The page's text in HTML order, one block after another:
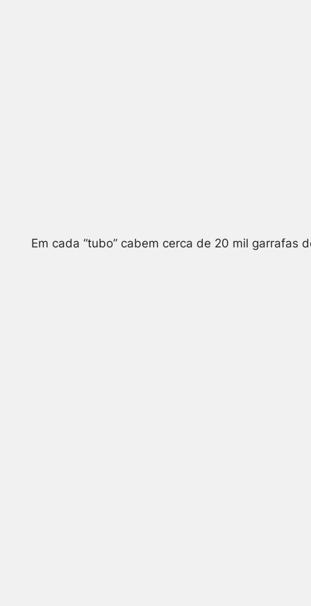
Em cada “tubo” cabem cerca de 20 mil